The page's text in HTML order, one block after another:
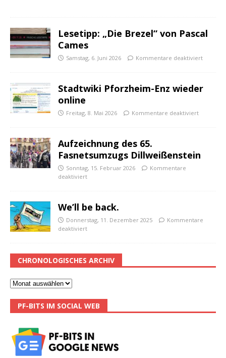
Lesetipp: „Die Brezel“ von Pascal
Cames
Samstag, 6. Juni 2026 Kommentare deaktiviert
Stadtwiki Pforzheim-Enz wieder
online
Freitag, 8. Mai 2026 Kommentare deaktiviert
Aufzeichnung des 65.
Fasnetsumzugs Dillweißenstein
Sonntag, 15. Februar 2026
Kommentare
deaktiviert
We’ll be back.
Donnerstag, 11. Dezember 2025
Kommentare
deaktiviert
CHRONOLOGISCHES ARCHIV
PF-BITS IM SOCIAL WEB